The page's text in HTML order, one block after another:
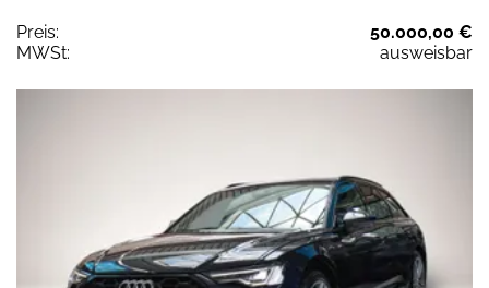
Preis:
50.000,00 €
MWSt:
ausweisbar